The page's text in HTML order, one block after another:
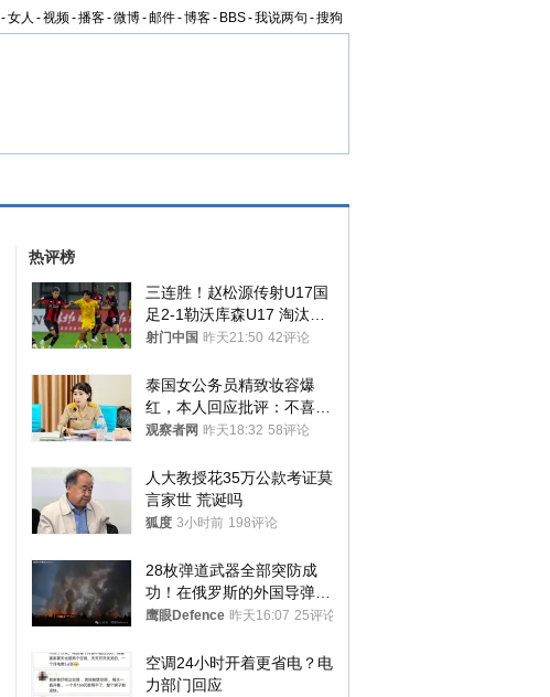
-女人 -视频-播客-微博-邮件-博客- BBS-我说两句 -搜狗
热评榜
三连胜！赵松源传射U17国
足2-1勒沃库森U17 淘汰赛
将战河床
射门中国 昨天21:50 42评论
泰国女公务员精致妆容爆
红，本人回应批评：不喜欢
就别看
观察者网 昨天18:32 58评论
人大教授花35万公款考证莫
言家世 荒诞吗
狐度 3小时前 198评论
28枚弹道武器全部突防成
功！在俄罗斯的外国导弹发
射车都是合法打击目标
鹰眼Defence 昨天16:07 25评论
空调24小时开着更省电？电
力部门回应